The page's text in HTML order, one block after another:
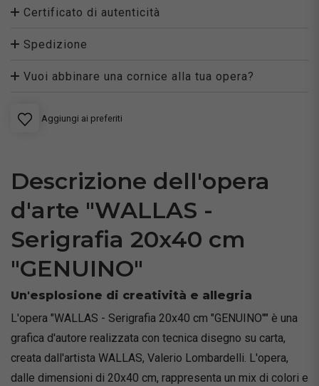
Certificato di autenticità
Spedizione
Vuoi abbinare una cornice alla tua opera?
Aggiungi ai preferiti
Descrizione dell'opera
d'arte "WALLAS -
Serigrafia 20x40 cm
"GENUINO"
Un'esplosione di creatività e allegria
L'opera "WALLAS - Serigrafia 20x40 cm "GENUINO"" è una
grafica d'autore realizzata con tecnica disegno su carta,
creata dall'artista WALLAS, Valerio Lombardelli. L'opera,
dalle dimensioni di 20x40 cm, rappresenta un mix di colori e